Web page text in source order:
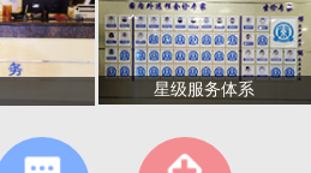
星级服务体系